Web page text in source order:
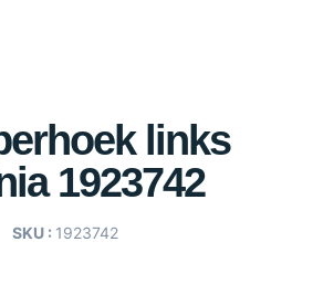
links
1923742
SKU : 1923742